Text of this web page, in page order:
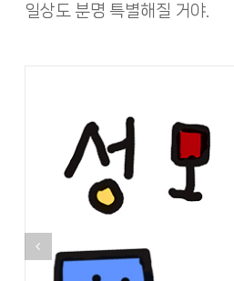
일상도 분명 특별해질 거야.